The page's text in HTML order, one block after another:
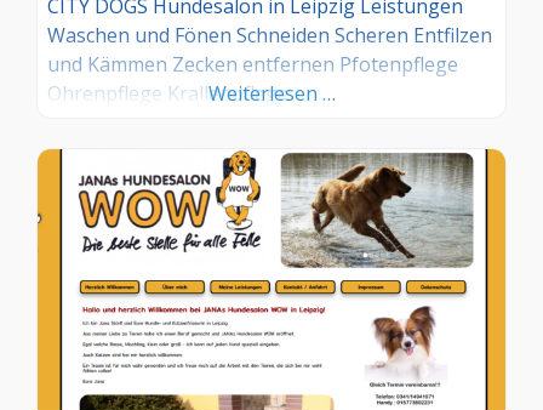
CITY DOGS Hundesalon in Leipzig Leistungen
Waschen und Fönen Schneiden Scheren Entfilzen
und Kämmen Zecken entfernen Pfotenpflege
Ohrenpflege Krallenpflege
Weiterlesen …